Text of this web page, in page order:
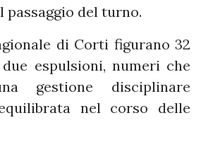
del turno.
di Corti figurano 32
espulsioni, numeri che
gestione disciplinare
nel corso delle